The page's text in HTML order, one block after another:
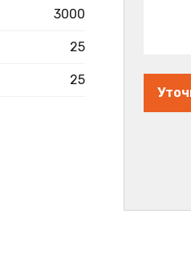
3000
25
25